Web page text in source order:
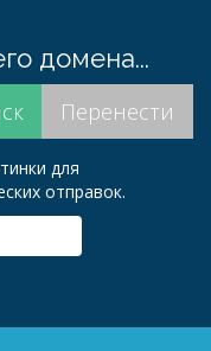
домена...
для
отправок.